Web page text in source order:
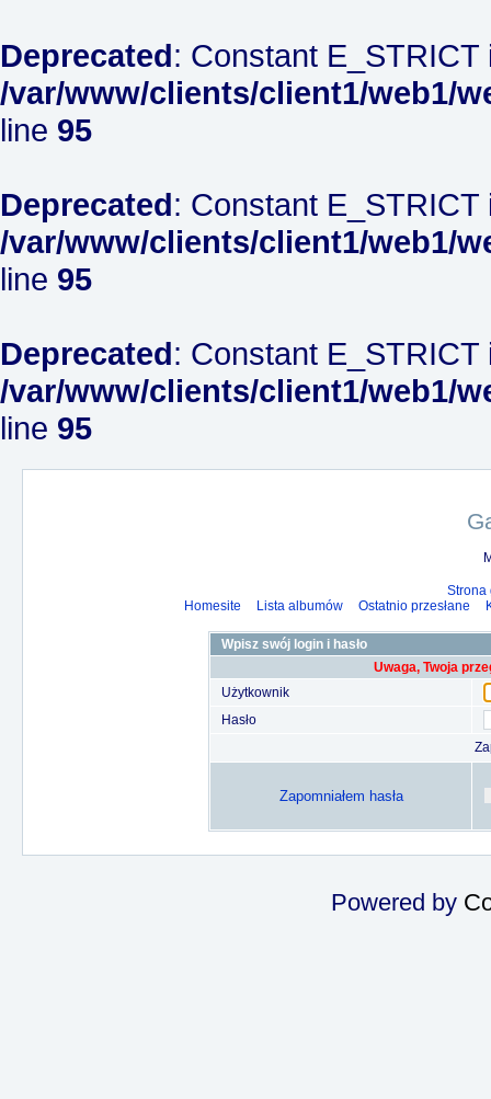
Deprecated: Constant
/var/www/clients/client1/web1/
line 95
Deprecated: Constant
/var/www/clients/client1/web1/
line 95
Deprecated: Constant
/var/www/clients/client1/web1/
line 95
Strona
Homesite
Lista albumów Ostatnio przesłane
Wpisz swój login i hasło
Uwaga, Twoja
Użytkownik
Hasło
Zapomniałem hasła
Powered by